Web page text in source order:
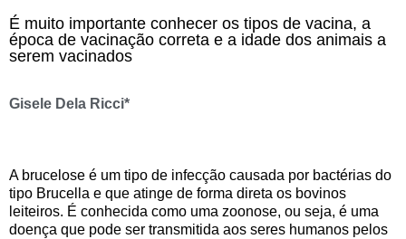
É muito importante conhecer os tipos de vacina, a
época de vacinação correta e a idade dos animais a
serem vacinados
Gisele Dela Ricci*
A brucelose é um tipo de infecção causada por bactérias do
tipo Brucella e que atinge de forma direta os bovinos
leiteiros. É conhecida como uma zoonose, ou seja, é uma
doença que pode ser transmitida aos seres humanos pelos